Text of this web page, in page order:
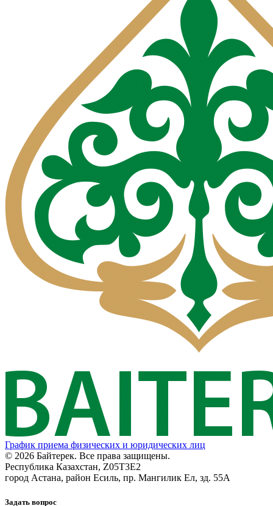
График приема физических и юридических лиц
© 2026 Байтерек. Все права защищены.
Республика Казахстан, Z05T3E2
город Астана, район Есиль, пр. Мангилик Ел, зд. 55А
Задать вопрос